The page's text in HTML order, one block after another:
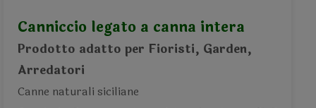
Canniccio legato a canna intera
Prodotto adatto per Fioristi, Garden,
Arredatori
Canne naturali siciliane